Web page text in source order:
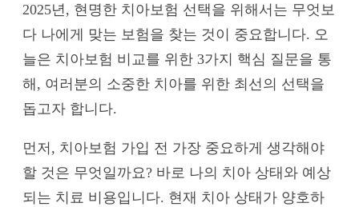
2025년, 현명한 치아보험 선택을 위해서는 무엇보
다 나에게 맞는 보험을 찾는 것이 중요합니다. 오
늘은 치아보험 비교를 위한 3가지 핵심 질문을 통
해, 여러분의 소중한 치아를 위한 최선의 선택을
돕고자 합니다.
먼저, 치아보험 가입 전 가장 중요하게 생각해야
할 것은 무엇일까요? 바로 나의 치아 상태와 예상
되는 치료 비용입니다. 현재 치아 상태가 양호하